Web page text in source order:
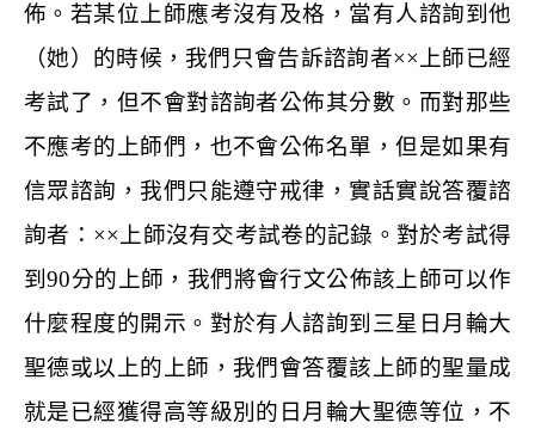
佈。若某位上師應考沒有及格，當有人諮詢到他
（她）的時候，我們只會告訴諮詢者×× 上師已經
考試了，但不會對諮詢者公佈其分數。而對那些
不應考的上師們，也不會公佈名單，但是如果有
信眾諮詢，我們只能遵守戒律，實話實說答覆諮
詢者： ×× 上師沒有交考試卷的記錄。對於考試得
到90分的上師，我們將會行文公佈該上師可以作
什麼程度的開示。對於有人諮詢到三星日月輪大
聖德或以上的上師，我們會答覆該上師的聖量成
就是已經獲得高等級別的日月輪大聖德等位，不